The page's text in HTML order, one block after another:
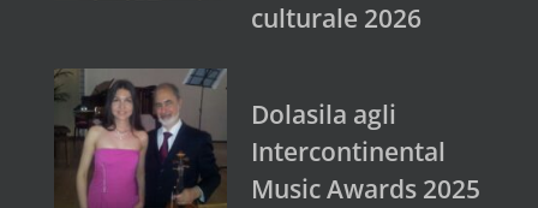
culturale 2026
Dolasila agli
Intercontinental
Music Awards 2025